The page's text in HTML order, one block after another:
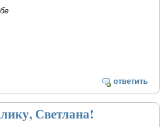
ответить
Светлана!